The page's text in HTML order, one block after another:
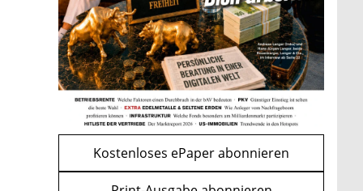
WEITERE ARTIKEL
zurückweiter
Bitcoin im Wartemodus: Fed
und CLARITY Act geben die
Richtung vor
mehr
Kostenloses ePaper abonnieren